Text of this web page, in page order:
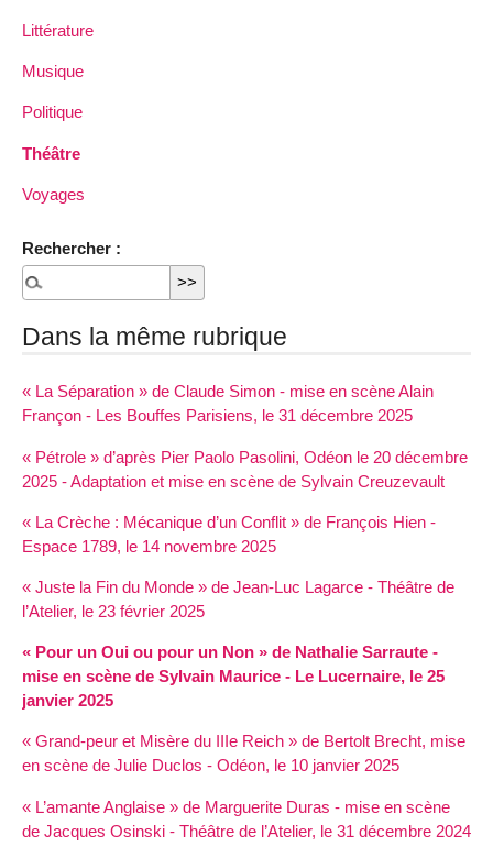
Littérature
Musique
Politique
Théâtre
Voyages
Rechercher :
Dans la même rubrique
« La Séparation » de Claude Simon - mise en scène Alain
Françon - Les Bouffes Parisiens, le 31 décembre 2025
« Pétrole » d’après Pier Paolo Pasolini, Odéon le 20 décembre
2025 - Adaptation et mise en scène de Sylvain Creuzevault
« La Crèche : Mécanique d’un Conflit » de François Hien -
Espace 1789, le 14 novembre 2025
« Juste la Fin du Monde » de Jean-Luc Lagarce - Théâtre de
l’Atelier, le 23 février 2025
« Pour un Oui ou pour un Non » de Nathalie Sarraute -
mise en scène de Sylvain Maurice - Le Lucernaire, le 25
janvier 2025
« Grand-peur et Misère du IIIe Reich » de Bertolt Brecht, mise
en scène de Julie Duclos - Odéon, le 10 janvier 2025
« L’amante Anglaise » de Marguerite Duras - mise en scène
de Jacques Osinski - Théâtre de l’Atelier, le 31 décembre 2024